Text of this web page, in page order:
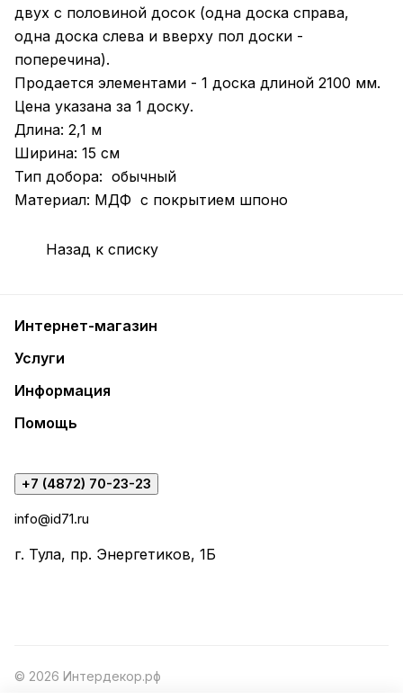
двух с половиной досок (одна доска справа,
одна доска слева и вверху пол доски -
поперечина).
Продается элементами - 1 доска длиной 2100 мм.
Цена указана за 1 доску.
Длина: 2,1 м
Ширина: 15 см
Тип добора: обычный
Материал: МДФ с покрытием шпоно
Назад к списку
Интернет-магазин
Услуги
Информация
Помощь
+7 (4872) 70-23-23
info@id71.ru
г. Тула, пр. Энергетиков, 1Б
© 2026 Интердекор.рф